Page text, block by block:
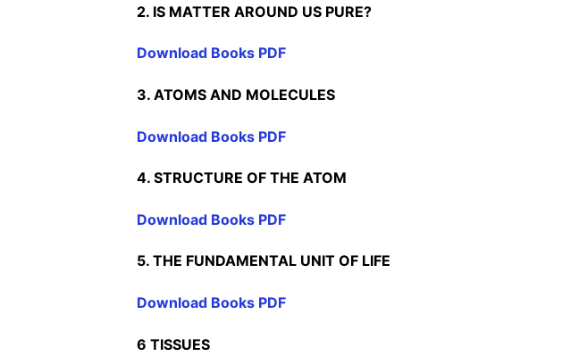
2. IS MATTER AROUND US PURE?
Download Books PDF
3. ATOMS AND MOLECULES
Download Books PDF
4. STRUCTURE OF THE ATOM
Download Books PDF
5. THE FUNDAMENTAL UNIT OF LIFE
Download Books PDF
6 TISSUES